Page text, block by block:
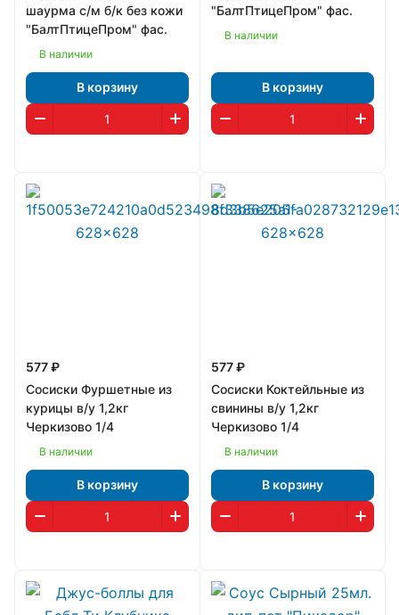
шаурма с/м б/к без кожи
"БалтПтицеПром" фас.
В наличии
В корзину
"БалтПтицеПром" фас.
В наличии
В корзину
577 ₽
Сосиски Фуршетные из
курицы в/у 1,2кг
Черкизово 1/4
В наличии
В корзину
577 ₽
Сосиски Коктейльные из
свинины в/у 1,2кг
Черкизово 1/4
В наличии
В корзину